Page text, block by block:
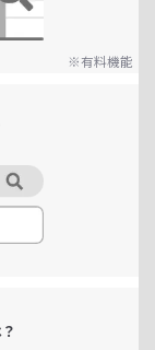
※有料機能